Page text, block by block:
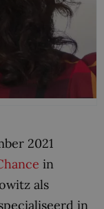
2021
in
als
in